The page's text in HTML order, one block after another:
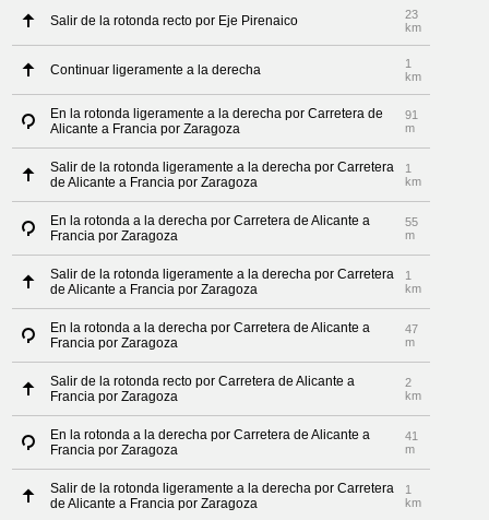
Salir de la rotonda recto por Eje Pirenaico
23
km
Continuar ligeramente a la derecha
1
km
En la rotonda ligeramente a la derecha por Carretera de
Alicante a Francia por Zaragoza
91
m
Salir de la rotonda ligeramente a la derecha por Carretera
de Alicante a Francia por Zaragoza
1
km
En la rotonda a la derecha por Carretera de Alicante a
Francia por Zaragoza
55
m
Salir de la rotonda ligeramente a la derecha por Carretera
de Alicante a Francia por Zaragoza
1
km
En la rotonda a la derecha por Carretera de Alicante a
Francia por Zaragoza
47
m
Salir de la rotonda recto por Carretera de Alicante a
Francia por Zaragoza
2
km
En la rotonda a la derecha por Carretera de Alicante a
Francia por Zaragoza
41
m
Salir de la rotonda ligeramente a la derecha por Carretera
de Alicante a Francia por Zaragoza
1
km